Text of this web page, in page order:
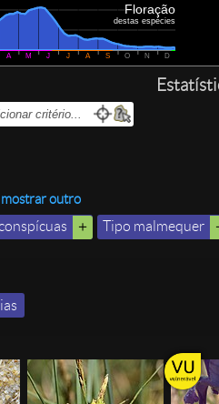
A M J J A S O N D
Floração
destas espécies
mostrar outro
Tipo malmequer